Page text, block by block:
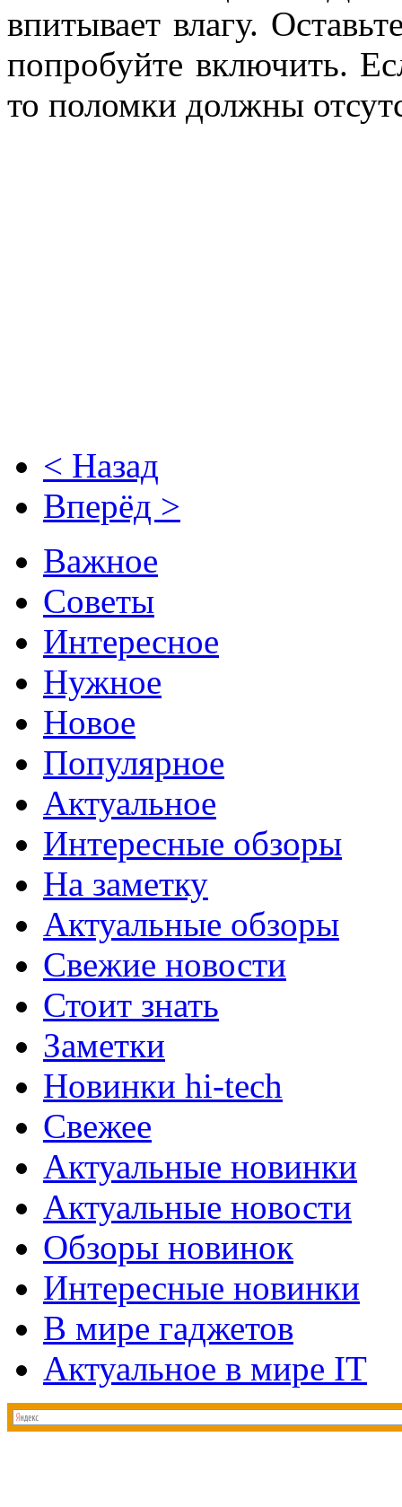
впитывает влагу.
попробуйте включить.
то поломки должны
< Назад
Вперёд >
Важное
Советы
Интересное
Нужное
Новое
Популярное
Актуальное
Интересные обзоры
На заметку
Актуальные обзоры
Свежие новости
Стоит знать
Заметки
Новинки hi-tech
Свежее
Актуальные новинки
Актуальные новости
Обзоры новинок
Интересные новинки
В мире гаджетов
Актуальное в мире IT